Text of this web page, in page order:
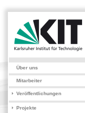
Über uns
Mitarbeiter
Veröffentlichungen
Projekte